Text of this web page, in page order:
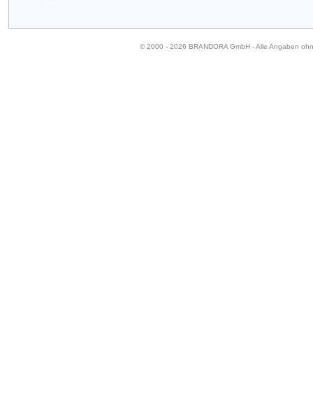
© 2000 - 2026 BRANDORA GmbH - Alle Angaben